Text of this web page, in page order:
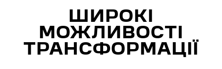
ШИРОКІ
МОЖЛИВОСТІ
ТРАНСФОРМАЦІЇ